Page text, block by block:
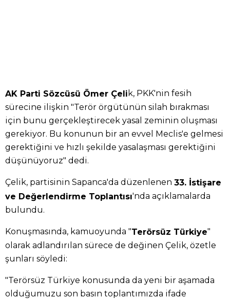
AK Parti Sözcüsü Ömer Çeli k, PKK'nin fesih
sürecine ilişkin "Terör örgütünün silah bırakması
için bunu gerçekleştirecek yasal zeminin oluşması
gerekiyor. Bu konunun bir an evvel Meclis'e gelmesi
gerektiğini ve hızlı şekilde yasalaşması gerektiğini
düşünüyoruz" dedi.
Çelik, partisinin Sapanca'da düzenlenen 33. İstişare
ve Değerlendirme Toplantısı'nda açıklamalarda
bulundu.
Konuşmasında, kamuoyunda "Terörsüz Türkiye"
olarak adlandırılan sürece de değinen Çelik, özetle
şunları söyledi:
"Terörsüz Türkiye konusunda da yeni bir aşamada
olduğumuzu son basın toplantımızda ifade